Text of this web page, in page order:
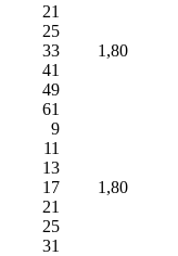
21
25
33
41
49
61
1,80
9
11
13
17
21
25
31
1,80